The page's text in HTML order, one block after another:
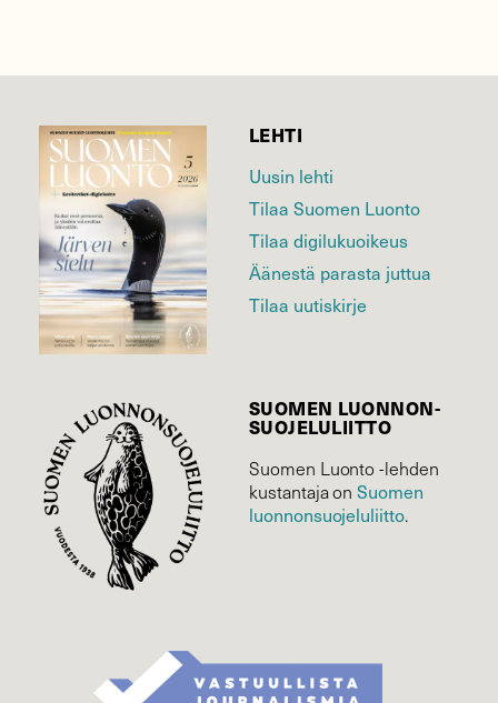
LEHTI
Uusin lehti
Tilaa Suomen Luonto
Tilaa digilukuoikeus
Äänestä parasta juttua
Tilaa uutiskirje
SUOMEN LUONNON­
SUOJELU­LIITTO
Suomen Luonto -lehden
kustantaja onSuomen
luonnonsuojelu­liitto.